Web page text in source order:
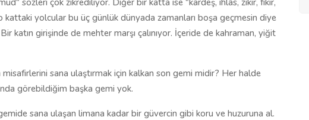
yolcular bu üç günlük dünyada zamanları boşa geçmesin diye
katın girişinde de mehter marşı çalınıyor. İçeride de kahraman, yiğit
sana ulaştırmak için kalkan son gemi midir? Her halde
görebildiğim başka gemi yok.
sana ulaşan limana kadar bir güvercin gibi koru ve huzuruna al.